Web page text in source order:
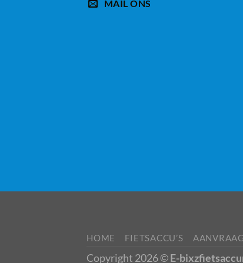
MAIL ONS
HOME FIETSACCU’S
Copyright 2026 ©E-